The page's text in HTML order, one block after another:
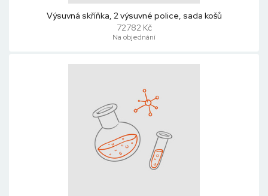
Výsuvná skříňka, 2 výsuvné police, sada košů
72782 Kč
Na objednání